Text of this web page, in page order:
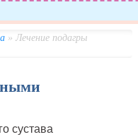
» Лечение подагры
сустава